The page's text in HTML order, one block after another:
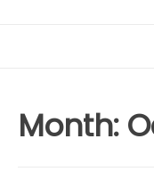
Month: